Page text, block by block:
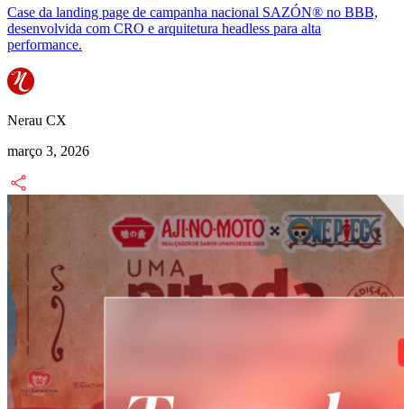
Case da landing page de campanha nacional SAZÓN® no BBB,
desenvolvida com CRO e arquitetura headless para alta
performance.
Nerau CX
março 3, 2026